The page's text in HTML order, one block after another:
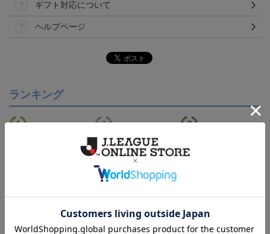
ギフト対応について
ヘルプページ
ランキング